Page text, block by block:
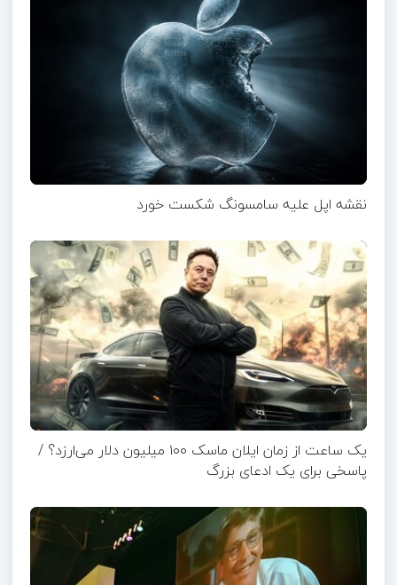
نقشه اپل علیه سامسونگ شکست خورد
یک ساعت از زمان ایلان ماسک ۱۰۰ میلیون دلار می‌ارزد؟ /
پاسخی برای یک ادعای بزرگ